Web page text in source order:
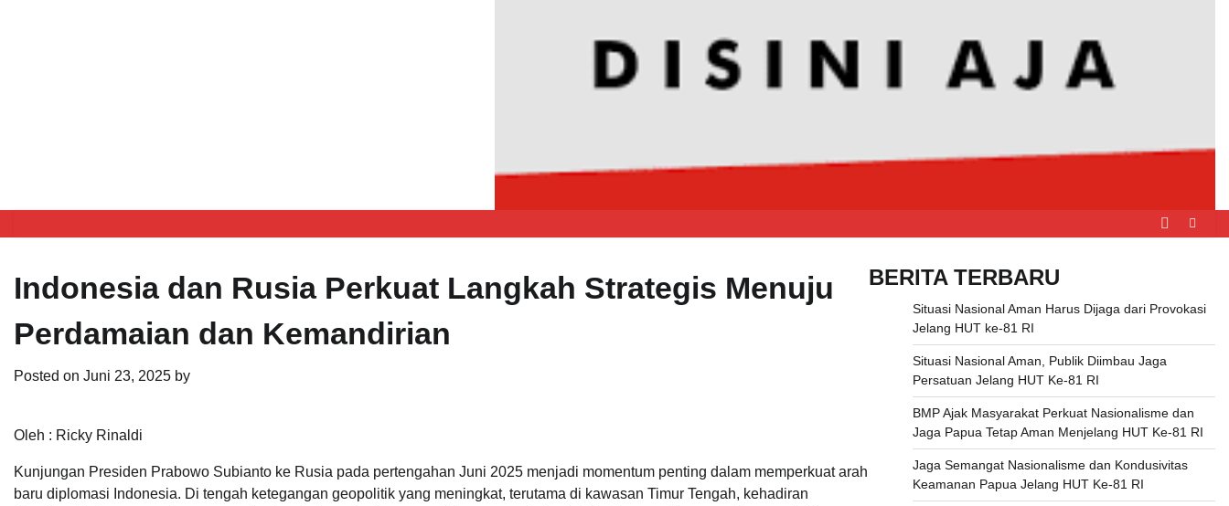
Indonesia dan Rusia Perkuat Langkah Strategis Menuju
Perdamaian dan Kemandirian
Posted on Juni 23, 2025 by
Oleh : Ricky Rinaldi
Kunjungan Presiden Prabowo Subianto ke Rusia pada pertengahan Juni 2025 menjadi momentum penting dalam memperkuat arah
baru diplomasi Indonesia. Di tengah ketegangan geopolitik yang meningkat, terutama di kawasan Timur Tengah, kehadiran
BERITA TERBARU
Situasi Nasional Aman Harus Dijaga dari Provokasi
Jelang HUT ke-81 RI
Situasi Nasional Aman, Publik Diimbau Jaga
Persatuan Jelang HUT Ke-81 RI
BMP Ajak Masyarakat Perkuat Nasionalisme dan
Jaga Papua Tetap Aman Menjelang HUT Ke-81 RI
Jaga Semangat Nasionalisme dan Kondusivitas
Keamanan Papua Jelang HUT Ke-81 RI